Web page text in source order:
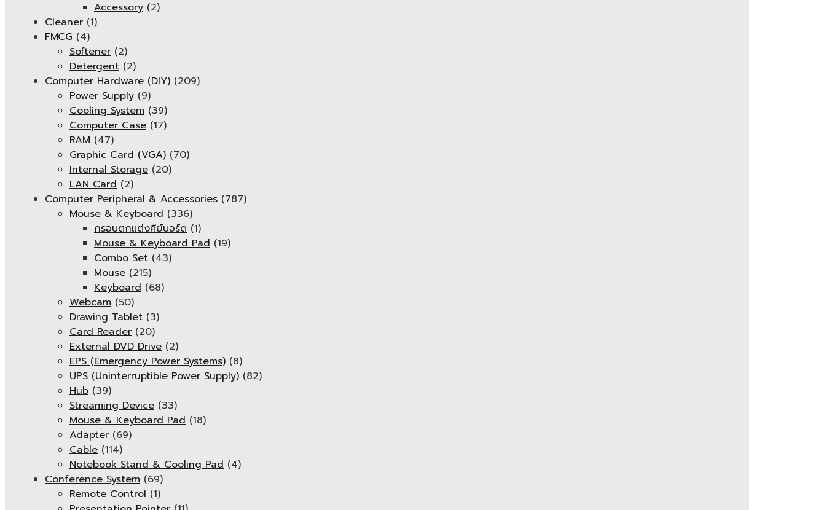
Accessory (2)
Cleaner (1)
FMCG (4)
Softener (2)
Detergent (2)
Computer Hardware (DIY) (209)
Power Supply (9)
Cooling System (39)
Computer Case (17)
RAM (47)
Graphic Card (VGA) (70)
Internal Storage (20)
LAN Card (2)
Computer Peripheral & Accessories (787)
Mouse & Keyboard (336)
กรอบตกแต่งคีย์บอร์ด (1)
Mouse & Keyboard Pad (19)
Combo Set (43)
Mouse (215)
Keyboard (68)
Webcam (50)
Drawing Tablet (3)
Card Reader (20)
External DVD Drive (2)
EPS (Emergency Power Systems) (8)
UPS (Uninterruptible Power Supply) (82)
Hub (39)
Streaming Device (33)
Mouse & Keyboard Pad (18)
Adapter (69)
Cable (114)
Notebook Stand & Cooling Pad (4)
Conference System (69)
Remote Control (1)